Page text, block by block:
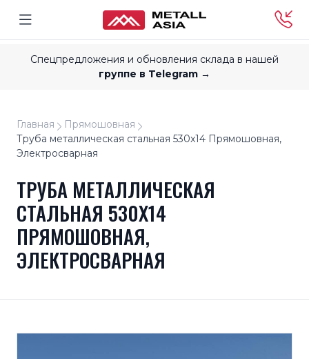
Спецпредложения и обновления склада в нашей
группе в Telegram →
Главная
Прямошовная
Труба металлическая стальная 530x14 Прямошовная,
Электросварная
ТРУБА МЕТАЛЛИЧЕСКАЯ
СТАЛЬНАЯ 530X14
ПРЯМОШОВНАЯ,
ЭЛЕКТРОСВАРНАЯ